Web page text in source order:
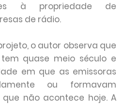
à propriedade de
de rádio.
o autor observa que
quase meio século e
em que as emissoras
ou formavam
não acontece hoje. A